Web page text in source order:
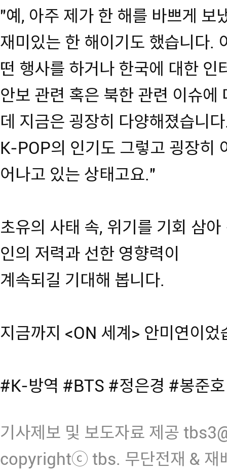
"예, 아주 제가 한 해를 바쁘게 보
재미있는 한 해이기도 했습니다.
떤 행사를 하거나 한국에 대한 인
안보 관련 혹은 북한 관련 이슈에
데 지금은 굉장히 다양해졌습니
K-POP의 인기도 그렇고 굉장히
어나고 있는 상태고요."
초유의 사태 속, 위기를 기회 삼
인의 저력과 선한 영향력이
계속되길 기대해 봅니다.
지금까지 <ON 세계> 안미연이었
#K-방역 #BTS #정은경 #봉준
기사제보 및 보도자료 제공
copyrightⓒ tbs. 무단전재 & 재